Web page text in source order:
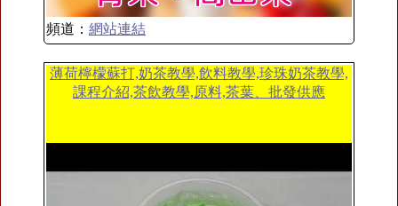
頻道： 網站連結
薄荷檸檬蘇打,奶茶教學,飲料教學,珍珠奶茶教學,
課程介紹,茶飲教學,原料,茶葉、批發供應